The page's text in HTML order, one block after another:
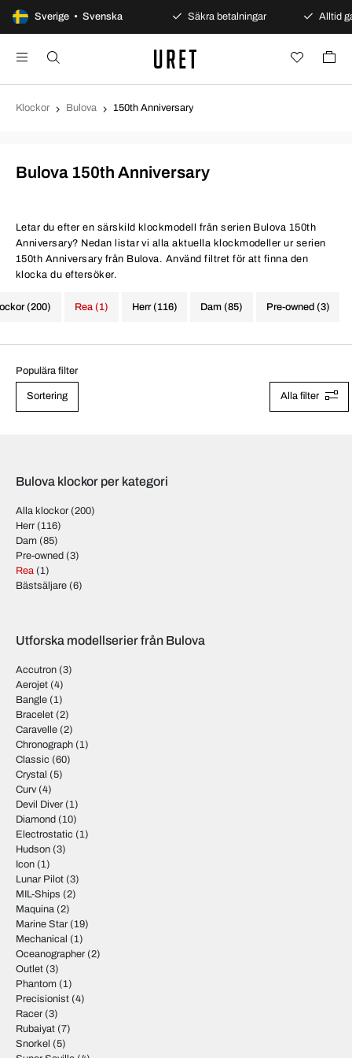
Sverige • Svenska
100 dagars öppet köp Säkra betalningar Alltid
Klockor Bulova 150th Anniversary
Bulova 150th Anniversary
Letar du efter en särskild klockmodell från serien Bulova 150th
Anniversary? Nedan listar vi alla aktuella klockmodeller ur serien
150th Anniversary från Bulova. Använd filtret för att finna den
klocka du eftersöker.
(200) Herr (116) Dam (85) Pre-owned (3)
Rea (1)
Populära filter
Sortering Alla filter
Bulova klockor per kategori
Alla klockor (200)
Herr (116)
Dam (85)
Pre-owned (3)
Rea (1)
Bästsäljare (6)
Utforska modellserier från Bulova
Accutron (3)
Aerojet (4)
Bangle (1)
Bracelet (2)
Caravelle (2)
Chronograph (1)
Classic (60)
Crystal (5)
Curv (4)
Devil Diver (1)
Diamond (10)
Electrostatic (1)
Hudson (3)
Icon (1)
Lunar Pilot (3)
MIL-Ships (2)
Maquina (2)
Marine Star (19)
Mechanical (1)
Oceanographer (2)
Outlet (3)
Phantom (1)
Precisionist (4)
Racer (3)
Rubaiyat (7)
Snorkel (5)